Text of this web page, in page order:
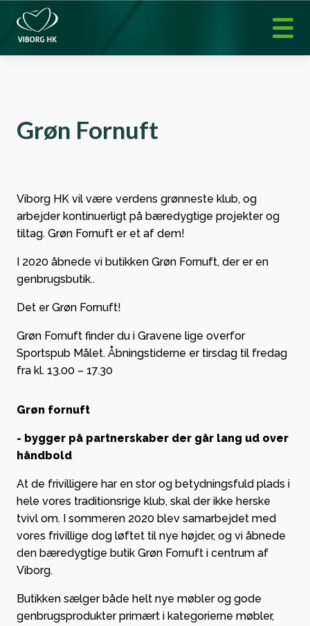
Grøn Fornuft
Viborg HK vil være verdens grønneste klub, og
arbejder kontinuerligt på bæredygtige projekter og
tiltag. Grøn Fornuft er et af dem!
I 2020 åbnede vi butikken Grøn Fornuft, der er en
genbrugsbutik..
Det er Grøn Fornuft!
Grøn Fornuft finder du i Gravene lige overfor
Sportspub Målet. Åbningstiderne er tirsdag til fredag
fra kl. 13.00 – 17.30
Grøn fornuft
- bygger på partnerskaber der går lang ud over
håndbold
At de frivilligere har en stor og betydningsfuld plads i
hele vores traditionsrige klub, skal der ikke herske
tvivl om. I sommeren 2020 blev samarbejdet med
vores frivillige dog løftet til nye højder, og vi åbnede
den bæredygtige butik Grøn Fornuft i centrum af
Viborg.
Butikken sælger både helt nye møbler og gode
genbrugsprodukter primært i kategorierne møbler,